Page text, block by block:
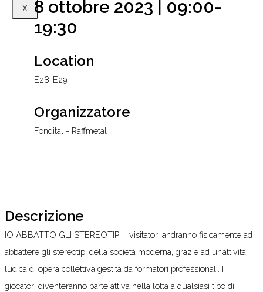
X
8 ottobre 2023 | 09:00-
19:30
Location
E28-E29
Organizzatore
Fondital - Raffmetal
Descrizione
IO ABBATTO GLI STEREOTIPI: i visitatori andranno fisicamente ad
abbattere gli stereotipi della società moderna, grazie ad un’attività
ludica di opera collettiva gestita da formatori professionali. I
giocatori diventeranno parte attiva nella lotta a qualsiasi tipo di